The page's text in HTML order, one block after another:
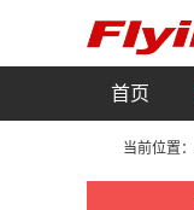
首页
当前位置